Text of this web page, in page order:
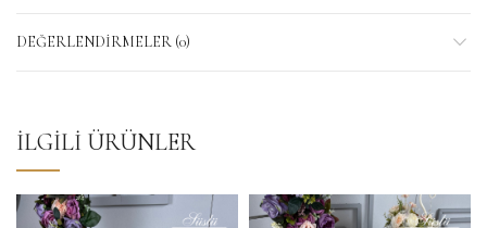
DEĞERLENDIRMELER (0)
İLGILI ÜRÜNLER